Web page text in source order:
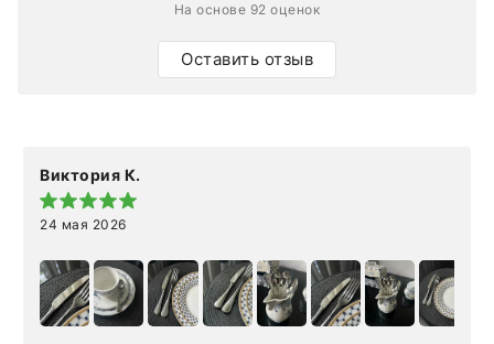
На основе 92 оценок
Оставить отзыв
Виктория К.
24 мая 2026